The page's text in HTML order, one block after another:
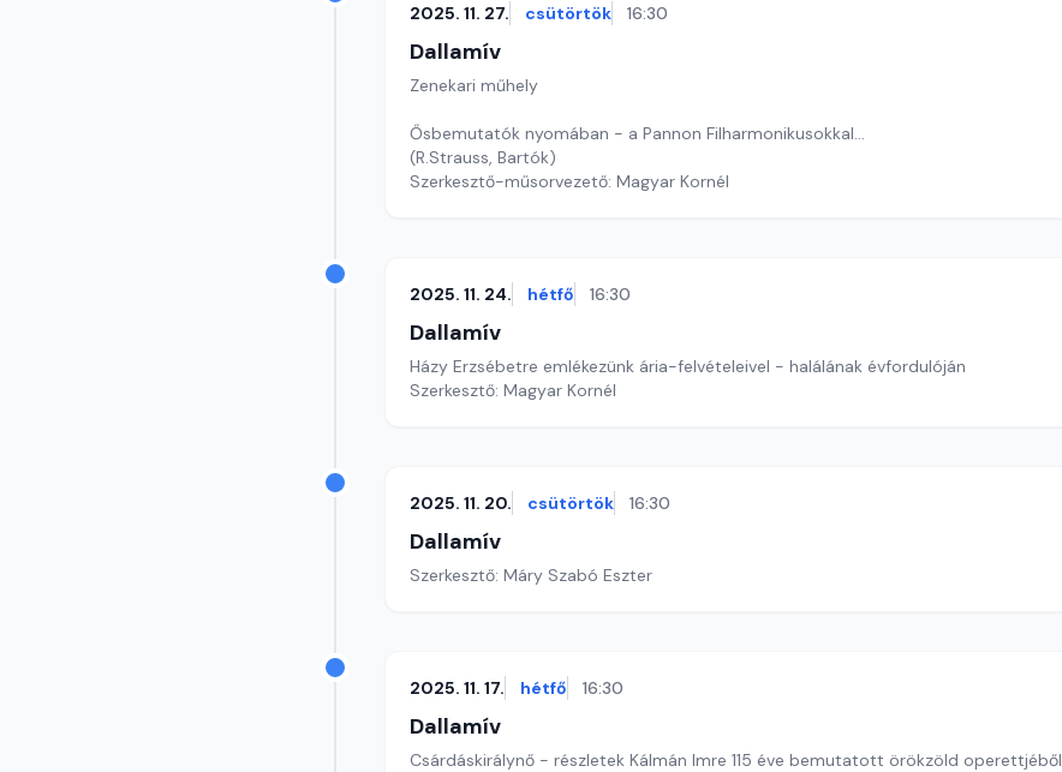
2025. 11. 27. csütörtök 16:30
Dallamív
Zenekari műhely
Ősbemutatók nyomában - a Pannon Filharmonikusokkal...
(R.Strauss, Bartók)
Szerkesztő-műsorvezető: Magyar Kornél
2025. 11. 24. hétfő 16:30
Dallamív
Házy Erzsébetre emlékezünk ária-felvételeivel - halálának évfordulóján
Szerkesztő: Magyar Kornél
2025. 11. 20. csütörtök 16:30
Dallamív
Szerkesztő: Máry Szabó Eszter
2025. 11. 17. hétfő 16:30
Dallamív
Csárdáskirálynő - részletek Kálmán Imre 115 éve bemutatott örökzöld operettjéből